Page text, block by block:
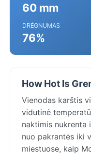
60 mm
DRĖGNUMAS
76%
How Hot Is
Vienodas karštis
vidutinė
naktimis nukrenta
nuo pakrantės iki
miestuose, kaip